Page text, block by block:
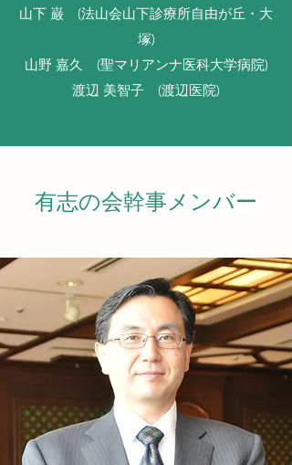
山下 巌 (法山会山下診療所自由が丘・大
塚)
山野 嘉久 (聖マリアンナ医科大学病院)
渡辺 美智子 (渡辺医院)
​​有志の会幹事メンバー